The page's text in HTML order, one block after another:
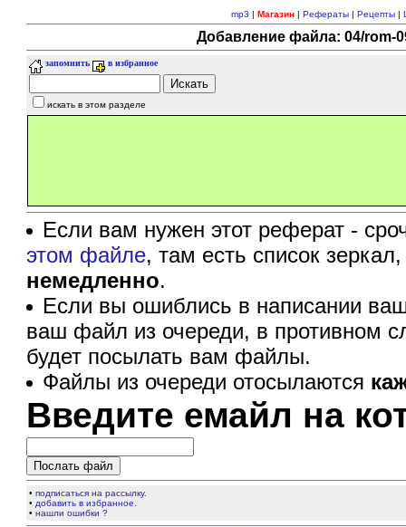
mp3 | Магазин| Рефераты| Рецепты|
Добавление файла: 04/rom-
запомнить в избранное
искать в этом разделе
Если вам нужен этот реферат -
этом файле, там есть список
немедленно.
Если вы ошиблись в написании
ваш файл из очереди, в противном
будет посылать вам файлы.
Файлы из очереди отосылаются
Введите емайл на
•подписаться на рассылку.
• добавить в избранное.
•нашли ошибки ?